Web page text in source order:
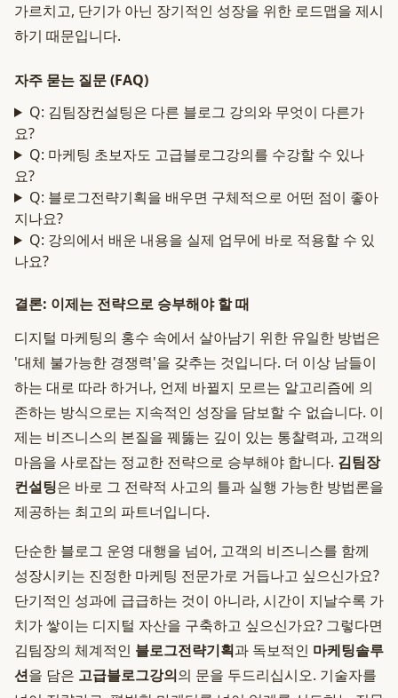
가르치고, 단기가 아닌 장기적인 성장을 위한 로드맵을 제시
하기 때문입니다.
자주 묻는 질문 (FAQ)
Q: 김팀장컨설팅은 다른 블로그 강의와 무엇이 다른가
요?
Q: 마케팅 초보자도 고급블로그강의를 수강할 수 있나
요?
Q: 블로그전략기획을 배우면 구체적으로 어떤 점이 좋아
지나요?
Q: 강의에서 배운 내용을 실제 업무에 바로 적용할 수 있
나요?
결론: 이제는 전략으로 승부해야 할 때
디지털 마케팅의 홍수 속에서 살아남기 위한 유일한 방법은
'대체 불가능한 경쟁력'을 갖추는 것입니다. 더 이상 남들이
하는 대로 따라 하거나, 언제 바뀔지 모르는 알고리즘에 의
존하는 방식으로는 지속적인 성장을 담보할 수 없습니다. 이
제는 비즈니스의 본질을 꿰뚫는 깊이 있는 통찰력과, 고객의
마음을 사로잡는 정교한 전략으로 승부해야 합니다. 김팀장
컨설팅은 바로 그 전략적 사고의 틀과 실행 가능한 방법론을
제공하는 최고의 파트너입니다.
단순한 블로그 운영 대행을 넘어, 고객의 비즈니스를 함께
성장시키는 진정한 마케팅 전문가로 거듭나고 싶으신가요?
단기적인 성과에 급급하는 것이 아니라, 시간이 지날수록 가
치가 쌓이는 디지털 자산을 구축하고 싶으신가요? 그렇다면
김팀장의 체계적인 블로그전략기획과 독보적인 마케팅솔루
션을 담은 고급블로그강의의 문을 두드리십시오. 기술자를